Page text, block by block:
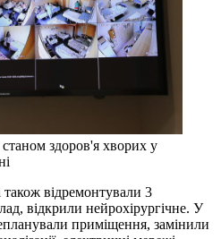
здоров'я хворих у
відремонтували 3
відкрили нейрохірургічне. У
приміщення, замінили